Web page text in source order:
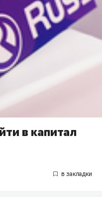
в капитал